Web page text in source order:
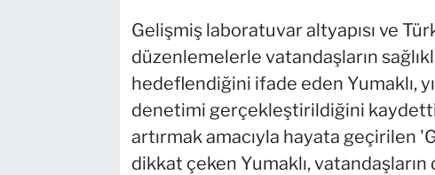
Gelişmiş laboratuvar altyapısı ve
düzenlemelerle vatandaşların
hedeflendiğini ifade eden Yumaklı,
denetimi gerçekleştirildiğini
artırmak amacıyla hayata geçirilen
dikkat çeken Yumaklı,